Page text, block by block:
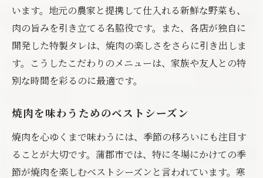
います。地元の農家と提携して仕入れる新鮮な野菜も、
肉の旨みを引き立てる名脇役です。また、各店が独自に
開発した特製タレは、焼肉の楽しさをさらに引き出しま
す。こうしたこだわりのメニューは、家族や友人との特
別な時間を彩るのに最適です。
焼肉を味わうためのベストシーズン
焼肉を心ゆくまで味わうには、季節の移ろいにも注目す
ることが大切です。蒲郡市では、特に冬場にかけての季
節が焼肉を楽しむベストシーズンと言われています。寒